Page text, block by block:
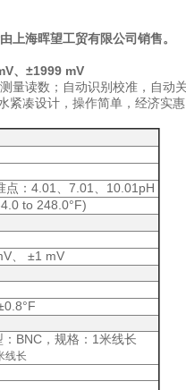
由上海晖望工贸有限公司销售。
、 ±1999 mV
量读数；自动识别校准，自动
紧凑设计，操作简单，经济实惠
： 4.01、7.01、10.01pH
to 248.0°F)
、 ±1 mV
BNC ，规格： 1 米线长
线长